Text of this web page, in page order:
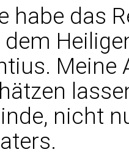
habe das
dem
nicht